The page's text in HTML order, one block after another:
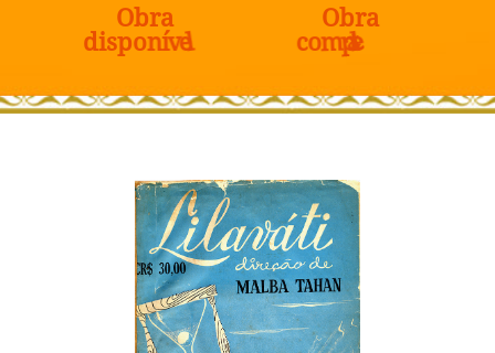
Obra
disponíve
Obra
compl